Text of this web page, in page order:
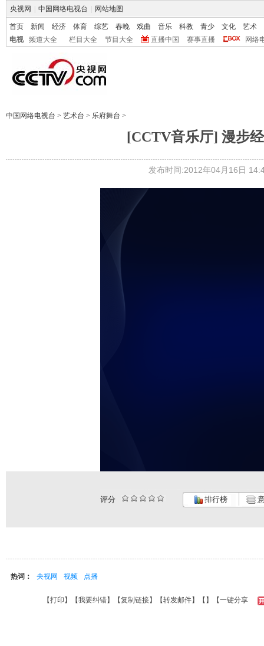
央视网 中国网络电视台 网站地图
首页 新闻 经济 体育 综艺 春晚 戏曲 音乐 科教 青少 文化
艺术
电视
频道大全 栏目大全 节目大全 直播中国 赛事直播 网络
中国网络电视台 > 艺术台 > 乐府舞台 >
[CCTV音乐厅] 漫步
发布时间:2012年04月16日
评分 排行榜
热词： 央视网 视频 点播
【打印 】【我要纠错】【复制链接】【转发邮件】【 】 【一键分享